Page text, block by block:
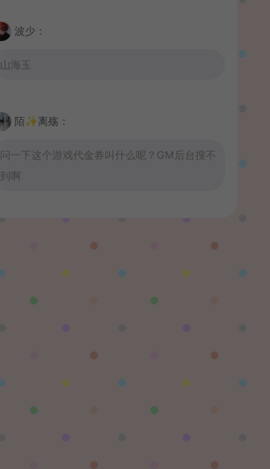
波少：
山海玉
陌✨离殇：
问一下这个游戏代金券叫什么呢？GM后台搜不
到啊